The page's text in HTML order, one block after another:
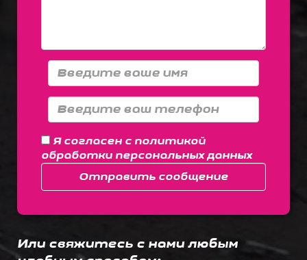
Я согласен с политикой
обработки персональных данных
Отправить сообщение
Или свяжитесь с нами любым